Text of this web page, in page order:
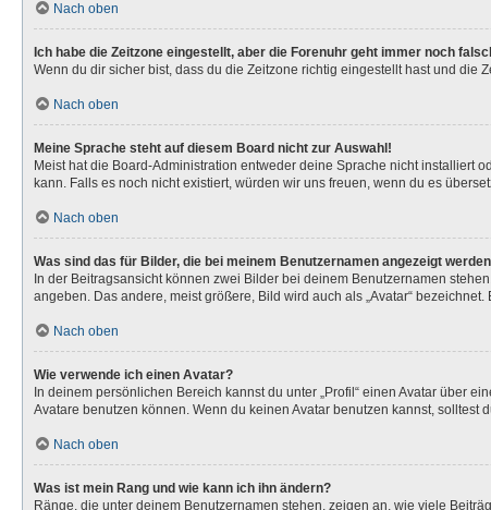
Nach oben
Ich habe die Zeitzone eingestellt, aber die Forenuhr geht immer noch
Wenn du dir sicher bist, dass du die Zeitzone richtig eingestellt hast und die
Nach oben
Meine Sprache steht auf diesem Board nicht zur Auswahl!
Meist hat die Board-Administration entweder deine Sprache nicht installiert
kann. Falls es noch nicht existiert, würden wir uns freuen, wenn du es
Nach oben
Was sind das für Bilder, die bei meinem Benutzernamen angezeigt
In der Beitragsansicht können zwei Bilder bei deinem Benutzernamen
angeben. Das andere, meist größere, Bild wird auch als „Avatar“
Nach oben
Wie verwende ich einen Avatar?
In deinem persönlichen Bereich kannst du unter „Profil“ einen Avatar über
Avatare benutzen können. Wenn du keinen Avatar benutzen kannst, solltest
Nach oben
Was ist mein Rang und wie kann ich ihn ändern?
Ränge, die unter deinem Benutzernamen stehen, zeigen an, wie viele